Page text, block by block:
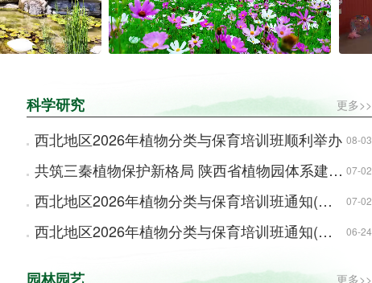
科学研究 更多>>
西北地区2026年植物分类与保育培训班顺利举办 08-03
共筑三秦植物保护新格局 陕西省植物园体系建设研讨会顺利召开 07-02
西北地区2026年植物分类与保育培训班通知(第二轮) 07-02
西北地区2026年植物分类与保育培训班通知(第一轮) 06-24
更多>>